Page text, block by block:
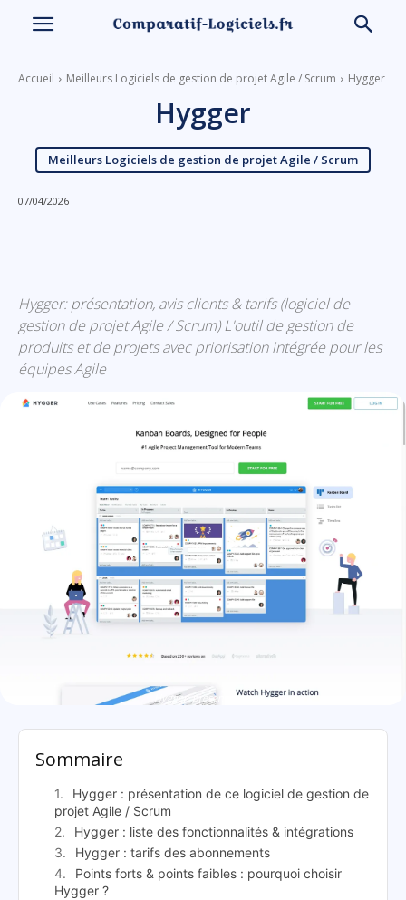
Accueil Meilleurs Logiciels de gestion de projet Agile / Scrum Hygger
Hygger
Meilleurs Logiciels de gestion de projet Agile / Scrum
07/04/2026
Hygger: présentation, avis clients & tarifs (logiciel de
gestion de projet Agile / Scrum) L'outil de gestion de
produits et de projets avec priorisation intégrée pour les
équipes Agile
Hygger: présentation
Sommaire
Hygger : présentation de ce logiciel de gestion de
projet Agile / Scrum
Hygger : liste des fonctionnalités & intégrations
Hygger : tarifs des abonnements
Points forts & points faibles : pourquoi choisir
Hygger ?